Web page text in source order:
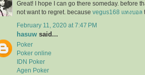
Great! I hope I can go there someday. before
not want to regret. because vegus168 แทงบอล
February 11, 2020 at 7:47 PM
hasuw said...
Poker
Poker online
IDN Poker
Agen Poker